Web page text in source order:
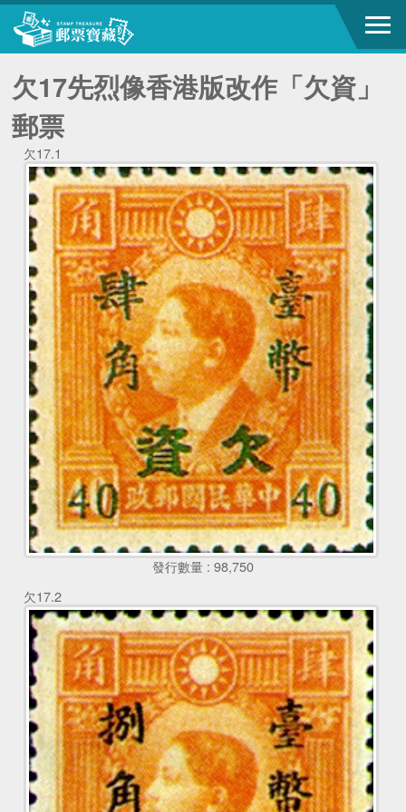
欠17先烈像香港版改作「欠資」
郵票
欠17.1
發行數量 : 98,750
欠17.2